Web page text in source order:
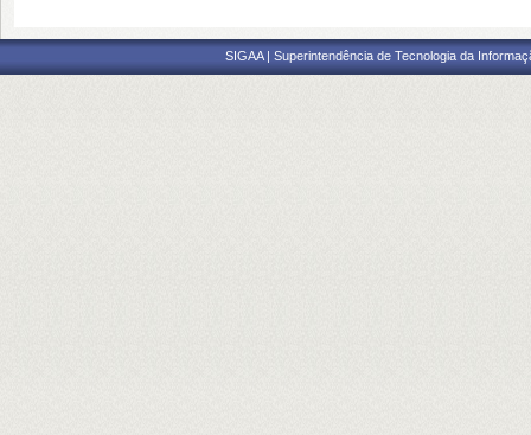
SIGAA | Superintendência de Tecnologia da